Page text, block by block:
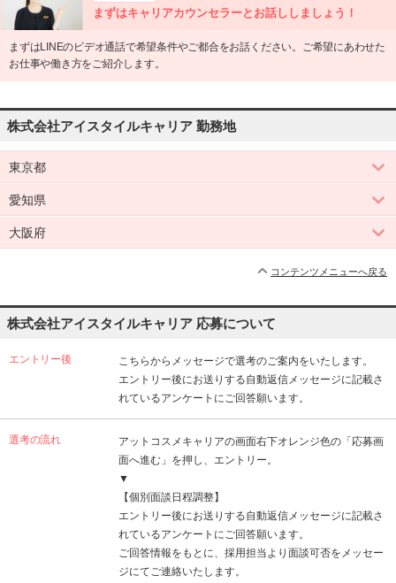
まずはキャリアカウンセラーとお話ししましょう！
まずはLINEのビデオ通話で希望条件やご都合をお話ください。ご希望にあわせた
お仕事や働き方をご紹介します。
株式会社アイスタイルキャリア 勤務地
東京都
愛知県
大阪府
コンテンツメニューへ戻る
株式会社アイスタイルキャリア 応募について
エントリー後
こちらからメッセージで選考のご案内をいたします。
エントリー後にお送りする自動返信メッセージに記載さ
れているアンケートにご回答願います。
選考の流れ
アットコスメキャリアの画面右下オレンジ色の「応募画
面へ進む」を押し、エントリー。
▼
【個別面談日程調整】
エントリー後にお送りする自動返信メッセージに記載さ
れているアンケートにご回答願います。
ご回答情報をもとに、採用担当より面談可否をメッセー
ジにてご連絡いたします。